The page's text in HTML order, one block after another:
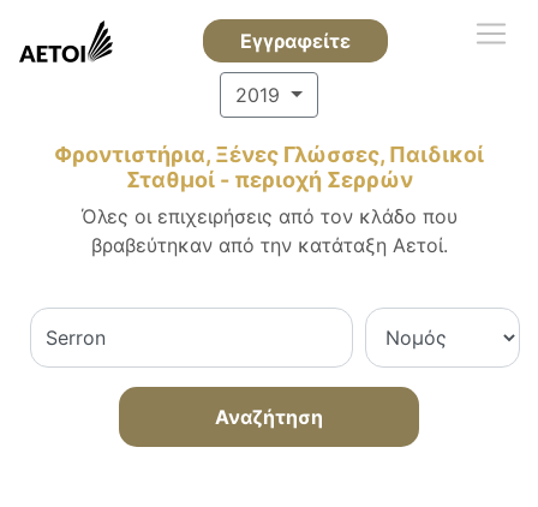
Εγγραφείτε
2019
Φροντιστήρια, Ξένες Γλώσσες, Παιδικοί
Σταθμοί - περιοχή Σερρών
Όλες οι επιχειρήσεις από τον κλάδο που
βραβεύτηκαν από την κατάταξη Αετοί.
Αναζήτηση